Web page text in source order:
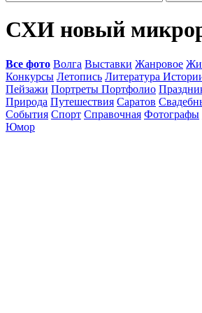
СХИ новый
Все фото Волга Выставки Жанровое
Конкурсы Летопись Литература
Пейзажи Портреты Портфолио
Природа Путешествия Саратов
События Спорт Справочная Фотографы
Юмор